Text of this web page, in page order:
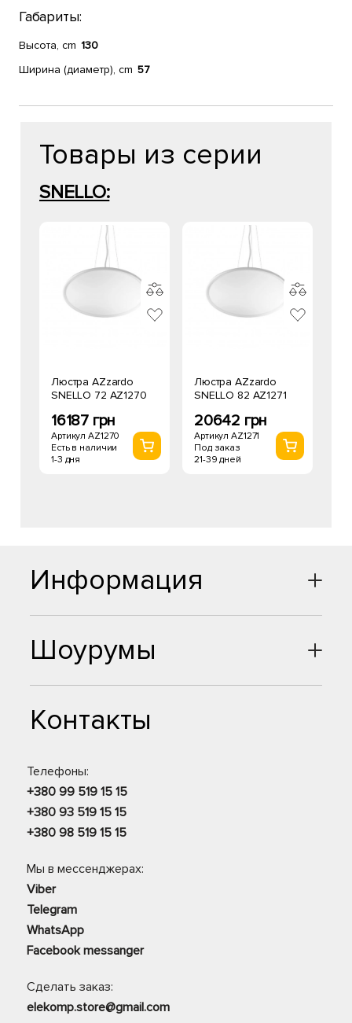
Габариты:
Высота, cm 130
Ширина (диаметр), cm 57
Товары из серии
SNELLO:
Люстра AZzardo
SNELLO 72 AZ1270
16187 грн
Артикул AZ1270
Есть в наличии
1-3 дня
Люстра AZzardo
SNELLO 82 AZ1271
20642 грн
Артикул AZ1271
Под заказ
21-39 дней
Шоурумы
Контакты
Телефоны:
+380 99 519 15 15
+380 93 519 15 15
+380 98 519 15 15
Мы в мессенджерах:
Viber
Telegram
WhatsApp
Facebook messanger
Сделать заказ:
elekomp.store@gmail.com
Информация